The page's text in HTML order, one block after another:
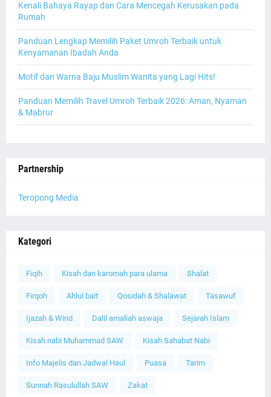
Kenali Bahaya Rayap dan Cara Mencegah Kerusakan pada
Rumah
Panduan Lengkap Memilih Paket Umroh Terbaik untuk
Kenyamanan Ibadah Anda
Motif dan Warna Baju Muslim Wanita yang Lagi Hits!
Panduan Memilih Travel Umroh Terbaik 2026: Aman, Nyaman
& Mabrur
Partnership
Teropong Media
Kategori
Fiqih Kisah dan karomah para ulama Shalat
Firqoh Ahlul bait Qosidah & Shalawat Tasawuf
Ijazah & Wirid Dalil amaliah aswaja Sejarah Islam
Kisah nabi Muhammad SAW Kisah Sahabat Nabi
Info Majelis dan Jadwal Haul Puasa Tarim
Sunnah Rasulullah SAW Zakat